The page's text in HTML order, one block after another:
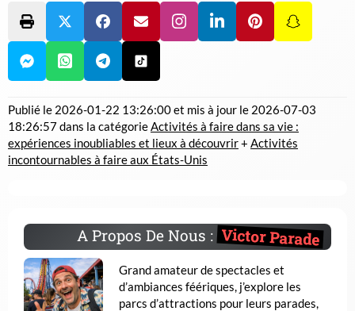
Publié le 2026-01-22 13:26:00et mis à jour le 2026-07-03
18:26:57dans la catégorie Activités à faire dans sa vie :
expériences inoubliables et lieux à découvrir+ Activités
incontournables à faire aux États-Unis
A Propos De Nous : Victor Parade
Grand amateur de spectacles et
d’ambiances féériques, j’explore les
parcs d’attractions pour leurs parades,